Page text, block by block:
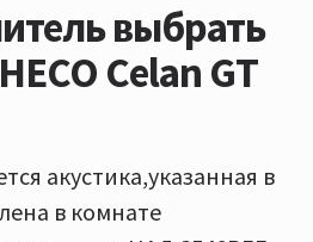
выбрать
Celan GT
акустика,указанная в
в комнате